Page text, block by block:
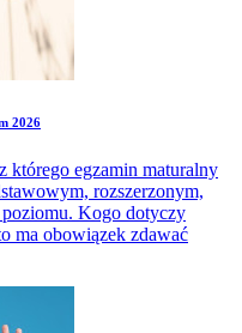
2026
którego egzamin maturalny
rozszerzonym,
Kogo dotyczy
ma obowiązek zdawać